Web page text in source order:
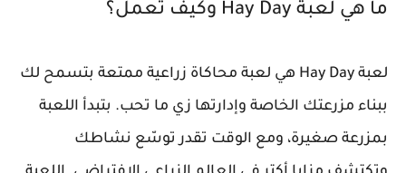
ما هي لعبة Hay Day وكيف تعمل؟
لعبة Hay Day هي لعبة محاكاة زراعية ممتعة بتسمح لك
ببناء مزرعتك الخاصة وإدارتها زي ما تحب. بتبدأ اللعبة
بمزرعة صغيرة، ومع الوقت تقدر توسّع نشاطك